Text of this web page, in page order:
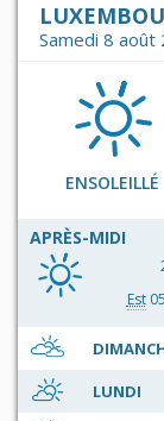
Samedi 8 août
ENSOLEILLÉ
APRÈS-MIDI
Est
LUNDI